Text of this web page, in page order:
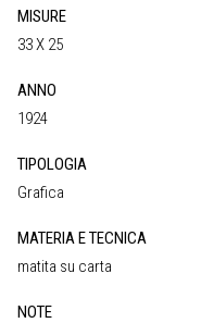
MISURE
33 X 25
ANNO
1924
TIPOLOGIA
Grafica
MATERIA E TECNICA
matita su carta
NOTE